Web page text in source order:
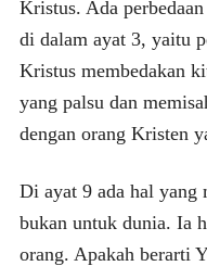
Kristus. Ada
di dalam ayat 3, yaitu
Kristus membedakan
yang palsu dan
dengan orang Kristen
Di ayat 9 ada hal yang
bukan untuk dunia. Ia
orang. Apakah berarti